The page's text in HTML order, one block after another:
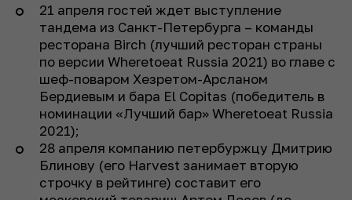
21 апреля гостей ждет выступление
тандема из Санкт-Петербурга – команды
ресторана Birch (лучший ресторан страны
по версии Wheretoeat Russia 2021) во главе с
шеф-поваром Хезретом-Арсланом
Бердиевым и бара El Copitas (победитель в
номинации «Лучший бар» Wheretoeat Russia
2021);
28 апреля компанию петербуржцу Дмитрию
Блинову (его Harvest занимает вторую
строчку в рейтинге) составит его